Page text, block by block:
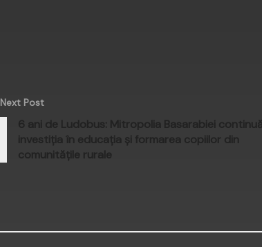
Next Post
6 ani de Ludobus: Mitropolia Basarabiei continuă
investiția în educația și formarea copiilor din
comunitățile rurale